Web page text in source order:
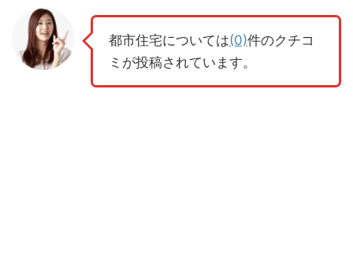
都市住宅については(0)件のクチコ
ミが投稿されています。